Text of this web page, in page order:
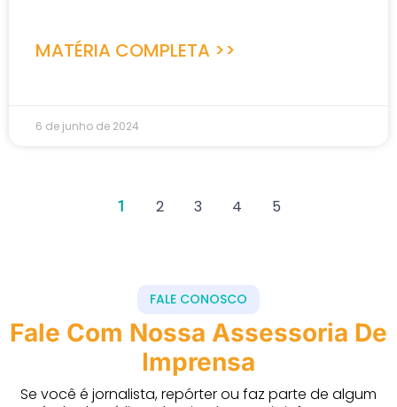
MATÉRIA COMPLETA >>
6 de junho de 2024
1 2 3 4 5
FALE CONOSCO
Fale Com Nossa Assessoria De
Imprensa
Se você é jornalista, repórter ou faz parte de algum